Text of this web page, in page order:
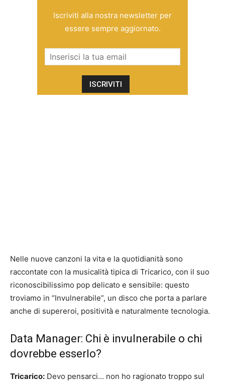
Iscriviti alla nostra newsletter per
essere sempre aggiornato.
Nelle nuove canzoni la vita e la quotidianità sono
raccontate con la musicalità tipica di Tricarico, con il suo
riconoscibilissimo pop delicato e sensibile: questo
troviamo in “Invulnerabile”, un disco che porta a parlare
anche di supereroi, positività e naturalmente tecnologia.
Data Manager: Chi è invulnerabile o chi
dovrebbe esserlo?
Tricarico: Devo pensarci… non ho ragionato troppo sul